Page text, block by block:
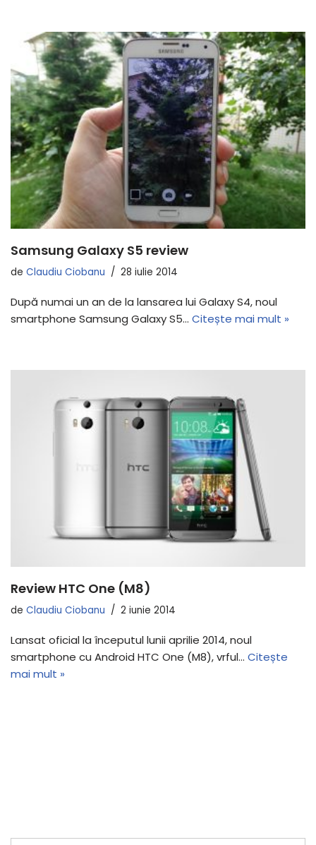
Samsung Galaxy S5 review
de Claudiu Ciobanu 28 iulie 2014
După numai un an de la lansarea lui Galaxy S4, noul
smartphone Samsung Galaxy S5… Citește mai mult »
Review HTC One (M8)
de Claudiu Ciobanu 2 iunie 2014
Lansat oficial la începutul lunii aprilie 2014, noul
smartphone cu Android HTC One (M8), vrful… Citește
mai mult »